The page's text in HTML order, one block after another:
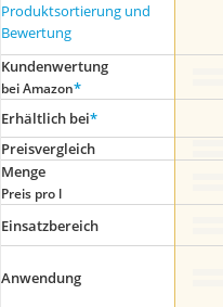
Produktsortierung und
Bewertung
Kundenwertung
bei Amazon*
Erhältlich bei*
Preis­vergleich
Menge
Preis pro l
Einsatzbereich
Anwendung